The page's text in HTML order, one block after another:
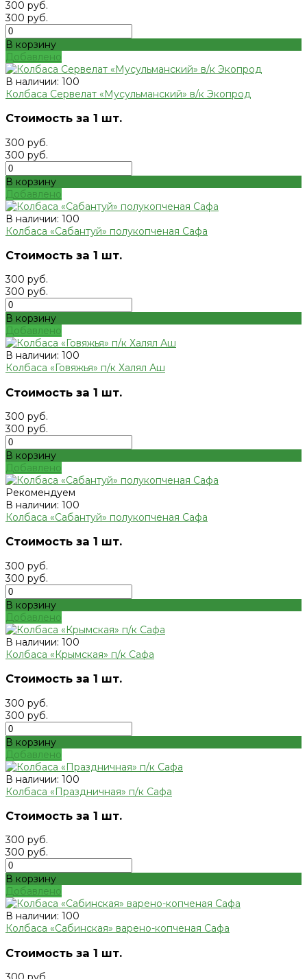
300 руб.
300 руб.
В корзину
Добавлено
В наличии: 100
Колбаса Сервелат «Мусульманский» в/к Экопрод
Стоимость за 1 шт.
300 руб.
300 руб.
В корзину
Добавлено
В наличии: 100
Колбаса «Сабантуй» полукопченая Сафа
Стоимость за 1 шт.
300 руб.
300 руб.
В корзину
Добавлено
В наличии: 100
Колбаса «Говяжья» п/к Халял Аш
Стоимость за 1 шт.
300 руб.
300 руб.
В корзину
Добавлено
Рекомендуем
В наличии: 100
Колбаса «Сабантуй» полукопченая Сафа
Стоимость за 1 шт.
300 руб.
300 руб.
В корзину
Добавлено
В наличии: 100
Колбаса «Крымская» п/к Сафа
Стоимость за 1 шт.
300 руб.
300 руб.
В корзину
Добавлено
В наличии: 100
Колбаса «Праздничная» п/к Сафа
Стоимость за 1 шт.
300 руб.
300 руб.
В корзину
Добавлено
В наличии: 100
Колбаса «Сабинская» варено-копченая Сафа
Стоимость за 1 шт.